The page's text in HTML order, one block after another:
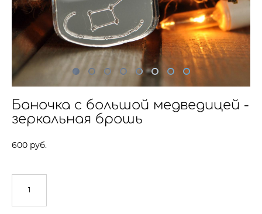
Баночка с большой медведицей -
зеркальная брошь
600 pуб.